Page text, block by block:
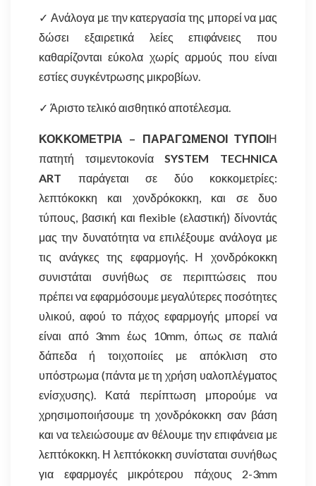
✓ Ανάλογα με την κατεργασία της μπορεί να μας
δώσει εξαιρετικά λείες επιφάνειες που
καθαρίζονται εύκολα χωρίς αρμούς που είναι
εστίες συγκέντρωσης μικροβίων.
✓ Άριστο τελικό αισθητικό αποτέλεσμα.
ΚΟΚΚΟΜΕΤΡΙΑ – ΠΑΡΑΓΩΜΕΝΟΙ ΤΥΠΟΙΗ
πατητή τσιμεντοκονίαSYSTEM TECHNICA
ART παράγεται σε δύο κοκκομετρίες:
λεπτόκοκκη και χονδρόκοκκη, και σε δυο
τύπους, βασική και flexible (ελαστική) δίνοντάς
μας την δυνατότητα να επιλέξουμε ανάλογα με
τις ανάγκες της εφαρμογής. Η χονδρόκοκκη
συνιστάται συνήθως σε περιπτώσεις που
πρέπει να εφαρμόσουμε μεγαλύτερες ποσότητες
υλικού, αφού το πάχος εφαρμογής μπορεί να
είναι από 3mm έως 10mm, όπως σε παλιά
δάπεδα ή τοιχοποιίες με απόκλιση στο
υπόστρωμα (πάντα με τη χρήση υαλοπλέγματος
ενίσχυσης). Κατά περίπτωση μπορούμε να
χρησιμοποιήσουμε τη χονδρόκοκκη σαν βάση
και να τελειώσουμε αν θέλουμε την επιφάνεια με
λεπτόκοκκη. Η λεπτόκοκκη συνίσταται συνήθως
για εφαρμογές μικρότερου πάχους 2-3mm